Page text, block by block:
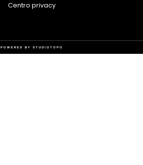
Centro privacy
POWERED BY STUDIOTOPO